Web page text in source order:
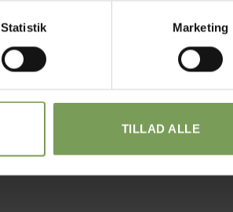
Statistik Marketing
TILLAD ALLE